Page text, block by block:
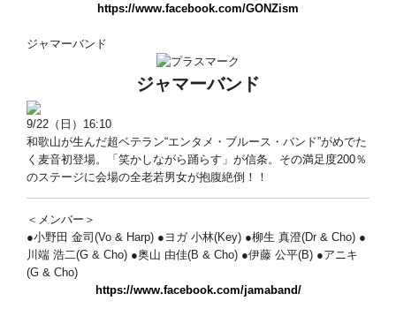
https://www.facebook.com/GONZism
ジャマーバンド
ジャマーバンド
9/22（日）16:10
和歌山が生んだ超ベテラン“エンタメ・ブルース・バンド”がめでた
く麦音初登場。「笑かしながら踊らす」が信条。その満足度200％
のステージに会場の全老若男女が抱腹絶倒！！
＜メンバー＞
●小野田 金司(Vo & Harp) ●ヨガ 小林(Key) ●柳生 真澄(Dr & Cho) ●
川端 浩二(G & Cho) ●奥山 由佳(B & Cho) ●伊藤 公平(B) ●アニキ
(G & Cho)
https://www.facebook.com/jamaband/